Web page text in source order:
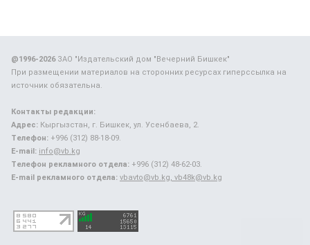
@1996-2026ЗАО "Издательский дом "Вечерний Бишкек"
При размещении материалов на сторонних ресурсах гиперссылка на
источник обязательна.
Контакты редакции:
Адрес: Кыргызстан, г. Бишкек, ул. Усенбаева, 2.
Телефон: +996 (312) 88-18-09.
E-mail: info@vb.kg
Телефон рекламного отдела: +996 (312) 48-62-03.
E-mail рекламного отдела: vbavto@vb.kg, vb48k@vb.kg